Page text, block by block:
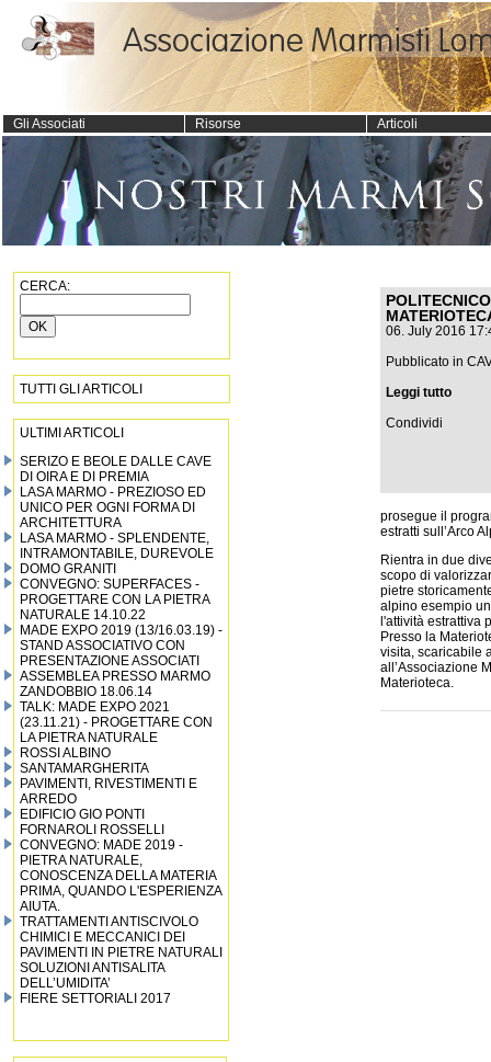
Gli Associati Risorse Articoli
CERCA:
TUTTI GLI ARTICOLI
ULTIMI ARTICOLI
SERIZO E BEOLE DALLE CAVE
DI OIRA E DI PREMIA
LASA MARMO - PREZIOSO ED
UNICO PER OGNI FORMA DI
ARCHITETTURA
LASA MARMO - SPLENDENTE,
INTRAMONTABILE, DUREVOLE
DOMO GRANITI
CONVEGNO: SUPERFACES -
PROGETTARE CON LA PIETRA
NATURALE 14.10.22
MADE EXPO 2019 (13/16.03.19) -
STAND ASSOCIATIVO CON
PRESENTAZIONE ASSOCIATI
ASSEMBLEA PRESSO MARMO
ZANDOBBIO 18.06.14
TALK: MADE EXPO 2021
(23.11.21) - PROGETTARE CON
LA PIETRA NATURALE
ROSSI ALBINO
SANTAMARGHERITA
PAVIMENTI, RIVESTIMENTI E
ARREDO
EDIFICIO GIO PONTI
FORNAROLI ROSSELLI
CONVEGNO: MADE 2019 -
PIETRA NATURALE,
CONOSCENZA DELLA MATERIA
PRIMA, QUANDO L'ESPERIENZA
AIUTA.
TRATTAMENTI ANTISCIVOLO
CHIMICI E MECCANICI DEI
PAVIMENTI IN PIETRE NATURALI
SOLUZIONI ANTISALITA
DELL’UMIDITA’
FIERE SETTORIALI 2017
06. July 2016
Pubblicato in
Leggi tutto
Condividi
prosegue il
estratti sull’Arco
Rientra in due
scopo di
pietre
alpino esempio
l'attività estrattiva
Presso la
visita, scaricabile
all’Associazione
Materioteca.